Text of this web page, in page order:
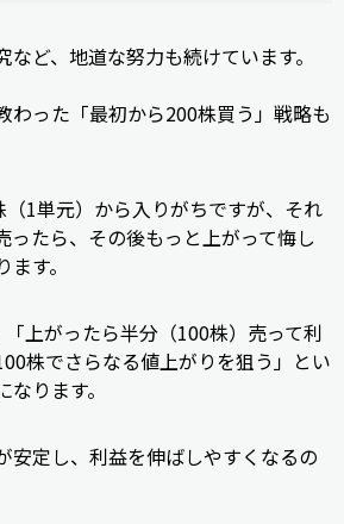
ど、地道な努力も続けています。
わった「最初から200株買う」戦略も
1単元）から入りがちですが、それ
ったら、その後もっと上がって悔し
す。
上がったら半分（100株）売って利
株でさらなる値上がりを狙う」とい
ります。
安定し、利益を伸ばしやすくなるの